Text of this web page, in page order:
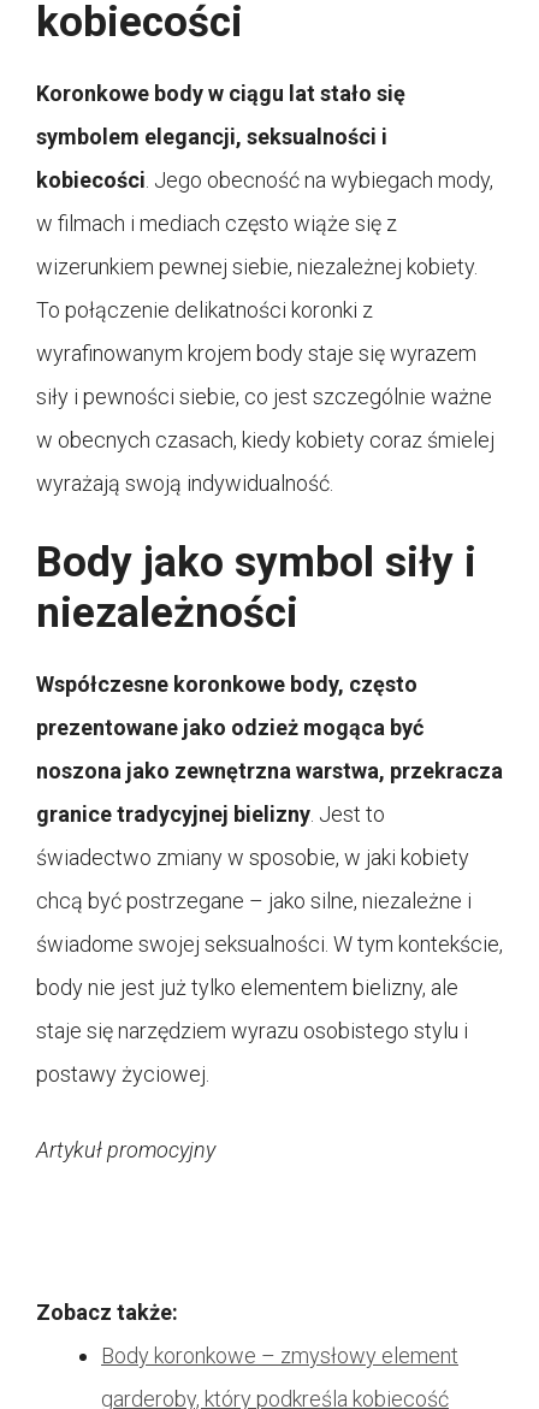
kobiecości
Koronkowe body w ciągu lat stało się
symbolem elegancji, seksualności i
kobiecości. Jego obecność na wybiegach mody,
w filmach i mediach często wiąże się z
wizerunkiem pewnej siebie, niezależnej kobiety.
To połączenie delikatności koronki z
wyrafinowanym krojem body staje się wyrazem
siły i pewności siebie, co jest szczególnie ważne
w obecnych czasach, kiedy kobiety coraz śmielej
wyrażają swoją indywidualność.
Body jako symbol siły i
niezależności
Współczesne koronkowe body, często
prezentowane jako odzież mogąca być
noszona jako zewnętrzna warstwa, przekracza
granice tradycyjnej bielizny. Jest to
świadectwo zmiany w sposobie, w jaki kobiety
chcą być postrzegane – jako silne, niezależne i
świadome swojej seksualności. W tym kontekście,
body nie jest już tylko elementem bielizny, ale
staje się narzędziem wyrazu osobistego stylu i
postawy życiowej.
Artykuł promocyjny
Zobacz także:
Body koronkowe – zmysłowy element
garderoby, który podkreśla kobiecość